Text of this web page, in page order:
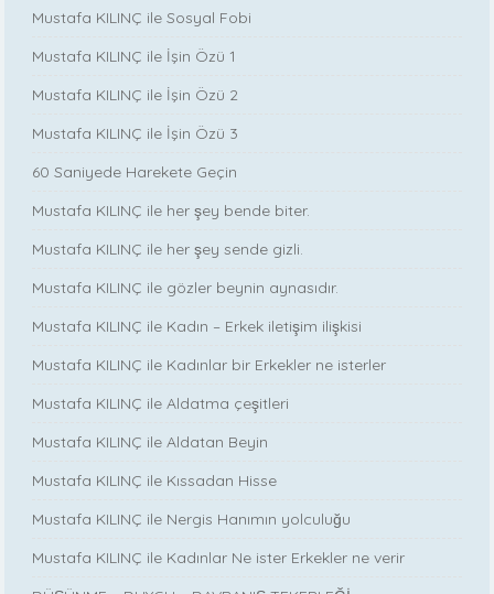
Mustafa KILINÇ ile Sosyal Fobi
Mustafa KILINÇ ile İşin Özü 1
Mustafa KILINÇ ile İşin Özü 2
Mustafa KILINÇ ile İşin Özü 3
60 Saniyede Harekete Geçin
Mustafa KILINÇ ile her şey bende biter.
Mustafa KILINÇ ile her şey sende gizli.
Mustafa KILINÇ ile gözler beynin aynasıdır.
Mustafa KILINÇ ile Kadın – Erkek iletişim ilişkisi
Mustafa KILINÇ ile Kadınlar bir Erkekler ne isterler
Mustafa KILINÇ ile Aldatma çeşitleri
Mustafa KILINÇ ile Aldatan Beyin
Mustafa KILINÇ ile Kıssadan Hisse
Mustafa KILINÇ ile Nergis Hanımın yolculuğu
Mustafa KILINÇ ile Kadınlar Ne ister Erkekler ne verir